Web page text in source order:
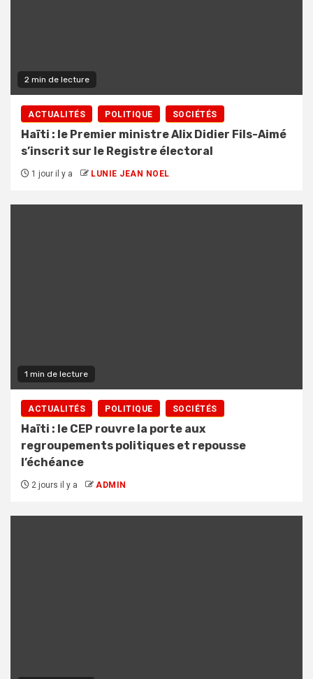
2 min de lecture
ACTUALITÉS POLITIQUE SOCIÉTÉS
Haïti : le Premier ministre Alix Didier Fils-Aimé
s’inscrit sur le Registre électoral
1 jour il y a LUNIE JEAN NOEL
1 min de lecture
ACTUALITÉS POLITIQUE SOCIÉTÉS
Haïti : le CEP rouvre la porte aux
regroupements politiques et repousse
l’échéance
2 jours il y a ADMIN